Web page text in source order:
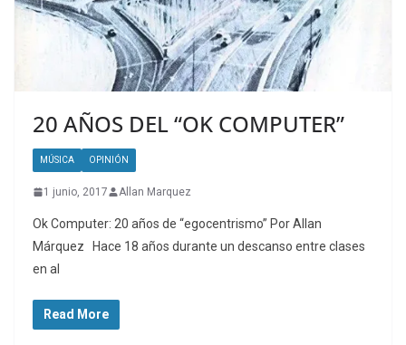
20 AÑOS DEL “OK COMPUTER”
MÚSICA OPINIÓN
1 junio, 2017 Allan Marquez
Ok Computer: 20 años de “egocentrismo” Por Allan
Márquez Hace 18 años durante un descanso entre clases
en al
Read More